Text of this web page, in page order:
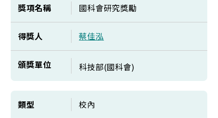
獎項名稱 國科會研究獎勵
得獎人 蔡佳泓
頒獎單位 科技部(國科會)
類型 校內